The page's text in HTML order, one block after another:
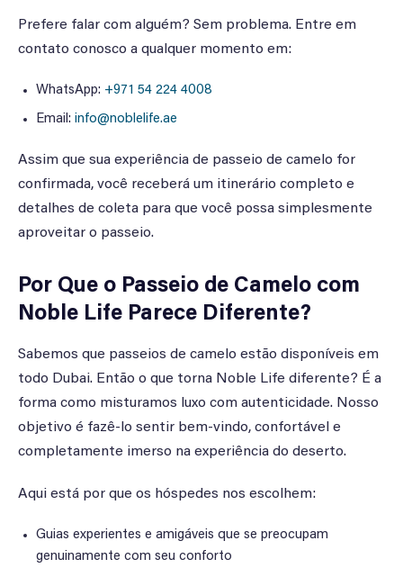
Prefere falar com alguém? Sem problema. Entre em
contato conosco a qualquer momento em:
WhatsApp: +971 54 224 4008
Email: info@noblelife.ae
Assim que sua experiência de passeio de camelo for
confirmada, você receberá um itinerário completo e
detalhes de coleta para que você possa simplesmente
aproveitar o passeio.
Por Que o Passeio de Camelo com
Noble Life Parece Diferente?
Sabemos que passeios de camelo estão disponíveis em
todo Dubai. Então o que torna Noble Life diferente? É a
forma como misturamos luxo com autenticidade. Nosso
objetivo é fazê-lo sentir bem-vindo, confortável e
completamente imerso na experiência do deserto.
Aqui está por que os hóspedes nos escolhem:
Guias experientes e amigáveis que se preocupam
genuinamente com seu conforto